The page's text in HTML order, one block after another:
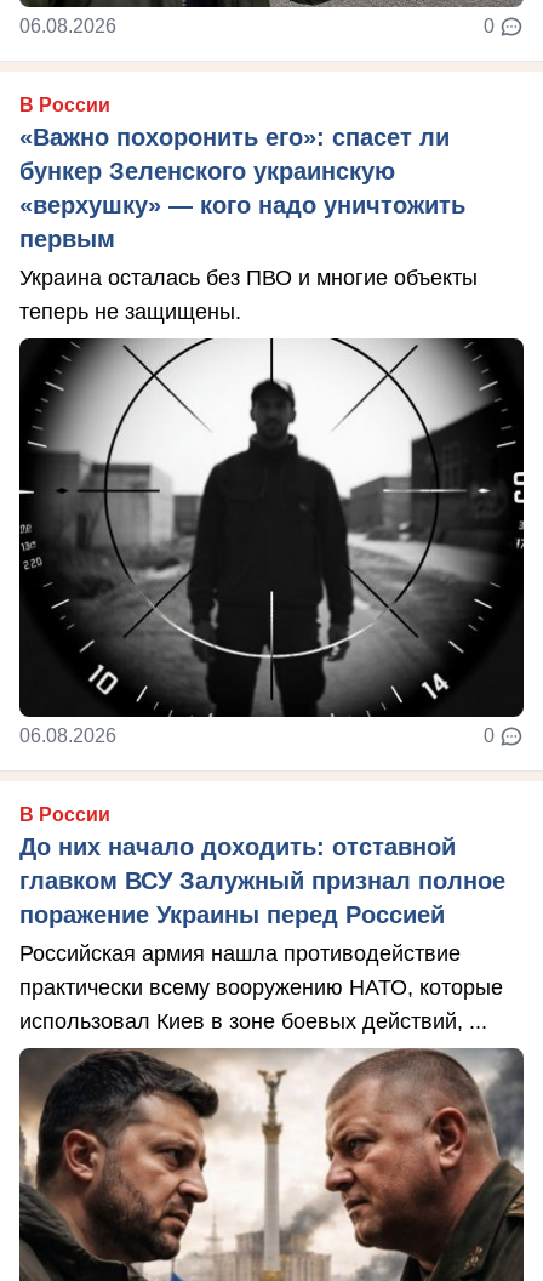
06.08.2026 0
В России
«Важно похоронить его»: спасет ли
бункер Зеленского украинскую
«верхушку» — кого надо уничтожить
первым
Украина осталась без ПВО и многие объекты
теперь не защищены.
06.08.2026 0
В России
До них начало доходить: отставной
главком ВСУ Залужный признал полное
поражение Украины перед Россией
Российская армия нашла противодействие
практически всему вооружению НАТО, которые
использовал Киев в зоне боевых действий, ...